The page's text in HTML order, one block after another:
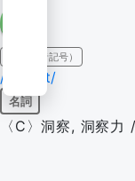
IPA（発音記号）
/ˈɪn.saɪt/
名詞
〈C〉洞察, 洞察